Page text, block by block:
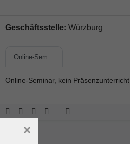
Geschäftsstelle: Würzburg
Online-Sem…
Online-Seminar, kein Präsenzunterricht
×